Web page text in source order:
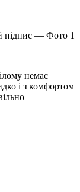
немає
і з комфортом
–